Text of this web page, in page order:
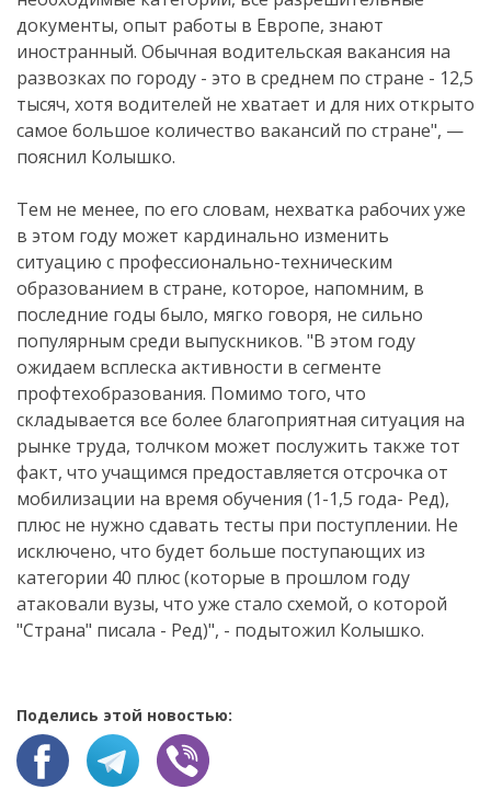
документы, опыт работы в Европе, знают
иностранный. Обычная водительская вакансия на
развозках по городу - это в среднем по стране - 12,5
тысяч, хотя водителей не хватает и для них открыто
самое большое количество вакансий по стране", —
пояснил Колышко.
Тем не менее, по его словам, нехватка рабочих уже
в этом году может кардинально изменить
ситуацию с профессионально-техническим
образованием в стране, которое, напомним, в
последние годы было, мягко говоря, не сильно
популярным среди выпускников. "В этом году
ожидаем всплеска активности в сегменте
профтехобразования. Помимо того, что
складывается все более благоприятная ситуация на
рынке труда, толчком может послужить также тот
факт, что учащимся предоставляется отсрочка от
мобилизации на время обучения (1-1,5 года- Ред),
плюс не нужно сдавать тесты при поступлении. Не
исключено, что будет больше поступающих из
категории 40 плюс (которые в прошлом году
атаковали вузы, что уже стало схемой, о которой
"Страна" писала - Ред)", - подытожил Колышко.
Поделись этой новостью: